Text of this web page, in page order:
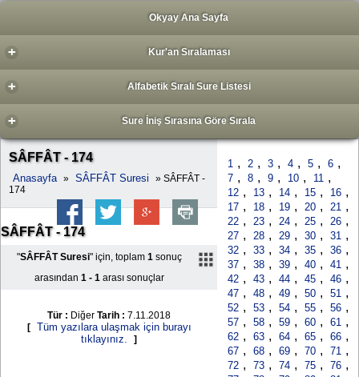
Okyay Ana Sayfa
+ Kur'an Sıralaması
+ Alfabetik Sıralı Sure Listesi
+ Sure İniş Sırasına Göre Sırala
SÂFFÂT - 174
Anasayfa » SÂFFÂT Suresi
» SÂFFÂT -
174
SÂFFÂT - 174
"SÂFFÂT Suresi" için, toplam 1 sonuç
arasından 1 - 1 arası sonuçlar
Tür : Diğer Tarih : 7.11.2018
[ Tüm yazılara ulaşmak için burayı
tıklayınız.
]
1 , 2 , 3 , 4 , 5 , 6 ,
7 , 8 , 9 , 10 , 11 ,
12 , 13 , 14 , 15 , 16 ,
17 , 18 , 19 , 20 , 21 ,
22 , 23 , 24 , 25 , 26 ,
27 , 28 , 29 , 30 , 31 ,
32 , 33 , 34 , 35 , 36 ,
37 , 38 , 39 , 40 , 41 ,
42 , 43 , 44 , 45 , 46 ,
47 , 48 , 49 , 50 , 51 ,
52 , 53 , 54 , 55 , 56 ,
57 , 58 , 59 , 60 , 61 ,
62 , 63 , 64 , 65 , 66 ,
67 , 68 , 69 , 70 , 71 ,
72 , 73 , 74 , 75 , 76 ,